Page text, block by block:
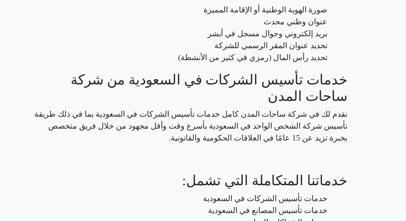
صورة الهوية الوطنية أو الإقامة المميزة
عنوان وطني محدث
بريد إلكتروني وجوال مسجل في أبشر
تحديد عنوان المقر الرسمي للشركة
تحديد رأس المال (رمزي في كثير من الأنشطة)
خدمات تأسيس الشركات في السعودية من شركة
ساحات المدن
نقدم لك في شركة ساحات المدن كامل خدمات تأسيس الشركات في السعودية بما في ذلك طريقة
تأسيس شركة الشخص الواحد في السعودية بأسرع وقت وأقل مجهود من خلال فريق متخصص
بخبرة تزيد عن 15 عامًا في العلاقات الحكومية والقانونية.
خدماتنا المتكاملة التي تشمل:
خدمات تأسيس الشركات في السعودية
خدمات تأسيس المصانع في السعودية